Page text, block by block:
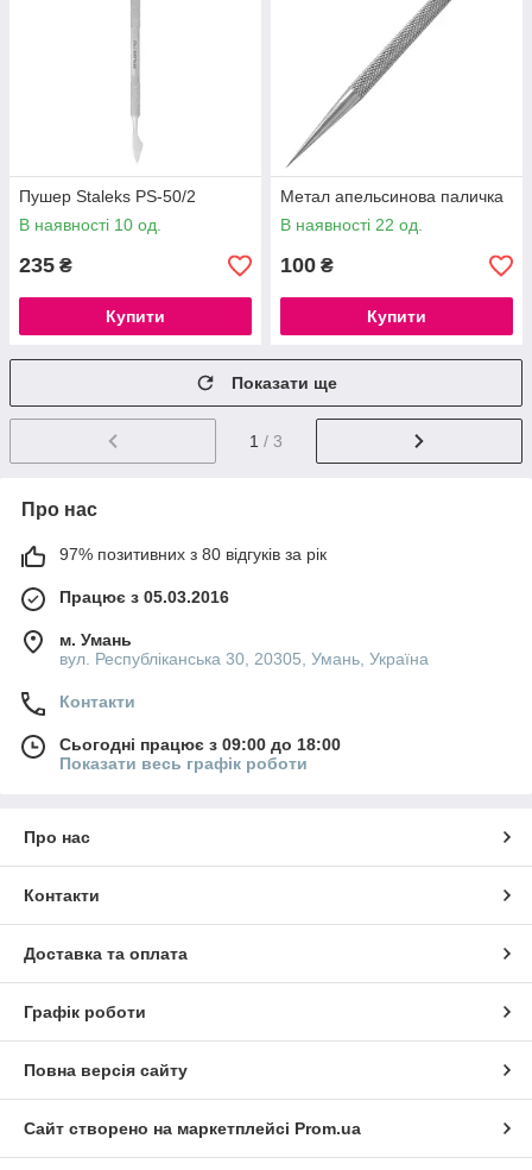
Пушер Staleks PS-50/2
В наявності 10 од.
235 ₴
Купити
Метал апельсинова паличка
В наявності 22 од.
100 ₴
Купити
Показати ще
1 / 3
Про нас
97% позитивних з 80 відгуків за рік
Працює з 05.03.2016
м. Умань
вул. Республіканська 30, 20305, Умань, Україна
Контакти
Сьогодні працює з 09:00 до 18:00
Показати весь графік роботи
Про нас
Контакти
Доставка та оплата
Графік роботи
Повна версія сайту
Сайт створено на маркетплейсі Prom.ua